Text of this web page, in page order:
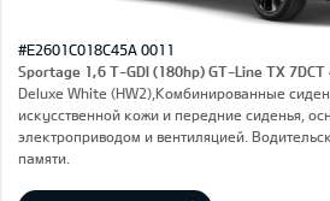
#E2601C018C45A 0011
Sportage 1,6 T-GDI (180hp) GT-Line TX 7DCT
Deluxe White (HW2),Комбинированные
искусственной кожи и передние сиденья,
электроприводом и вентиляцией.
памяти.